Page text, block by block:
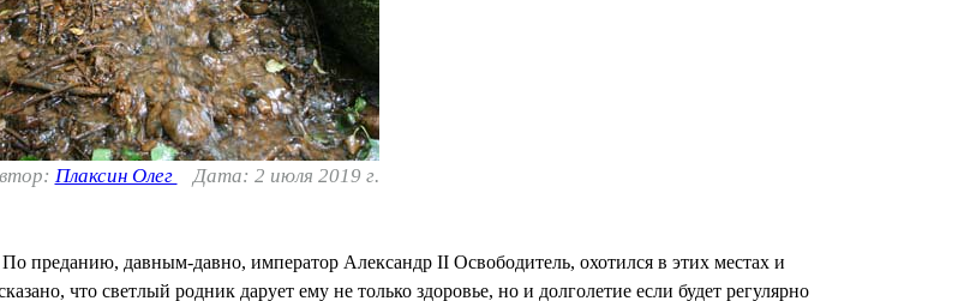
Плаксин Олег Дата: 2 июля 2019 г.
преданию, давным-давно, император Александр II Освободитель, охотился в этих местах и
что светлый родник дарует ему не только здоровье, но и долголетие если будет регулярно